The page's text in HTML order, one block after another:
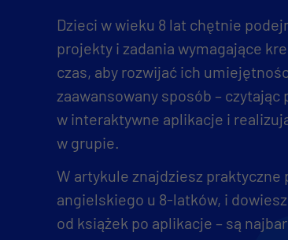
Dzieci w wieku 8 lat chętnie
projekty i zadania wymagające
czas, aby rozwijać ich
zaawansowany sposób –
w interaktywne aplikacje i
w grupie.
W artykule znajdziesz praktyczne
angielskiego u 8-latków, i
od książek po aplikacje – są